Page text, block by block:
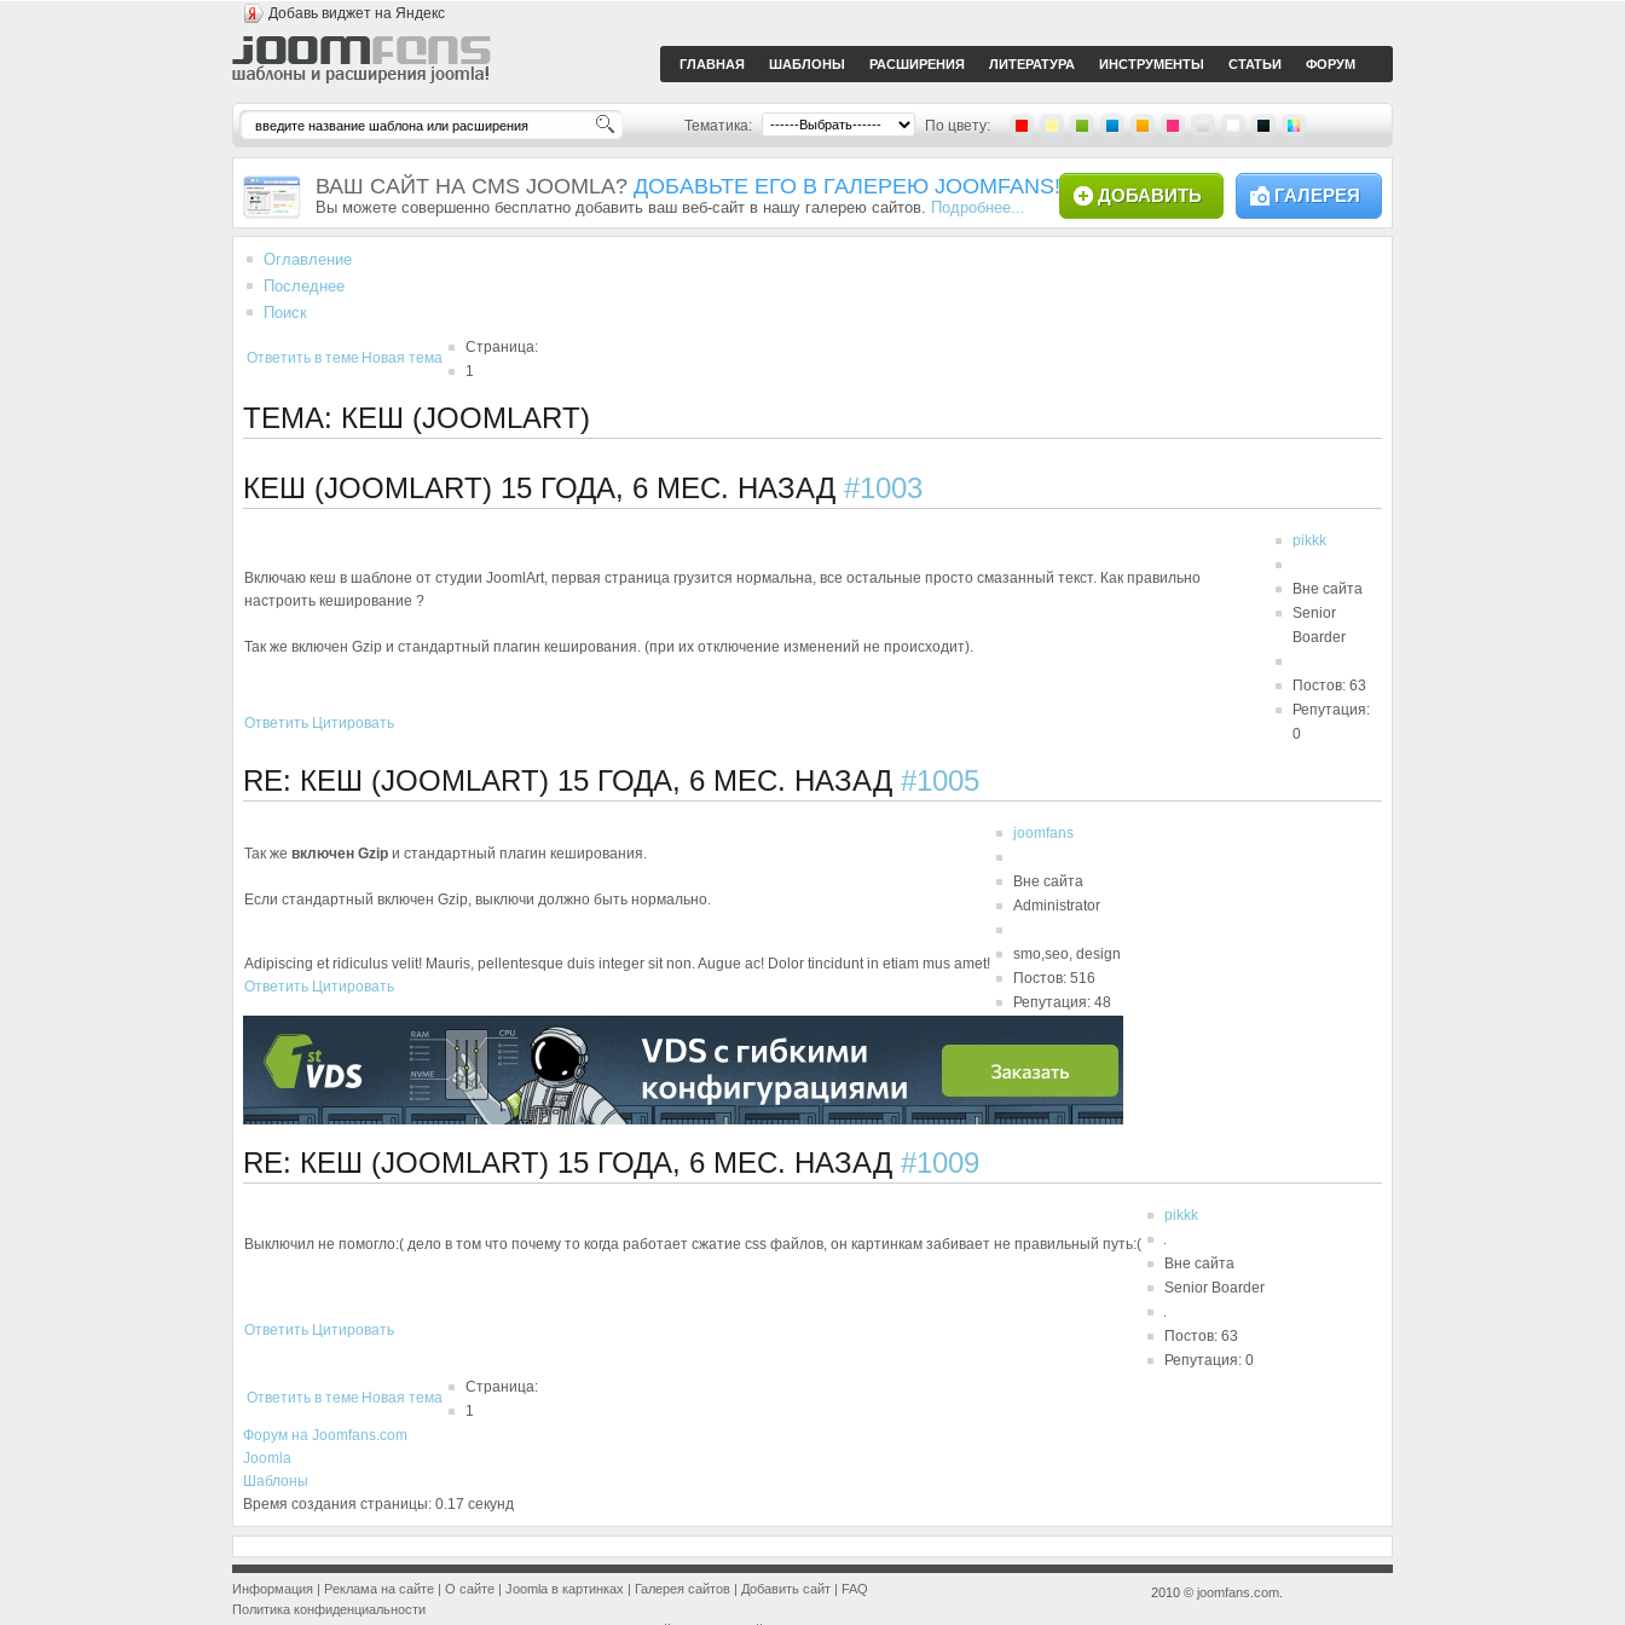
Добавь виджет на Яндекс
ГЛАВНАЯ ШАБЛОНЫ РАСШИРЕНИЯ ЛИТЕРАТУРА ИНСТРУМЕНТЫ СТАТЬИ ФОРУМ
Тематика: По цвету:
ВАШ САЙТ НА CMS JOOMLA? ДОБАВЬТЕ ЕГО В ГАЛЕРЕЮ JOOMFANS!
Вы можете совершенно бесплатно добавить ваш веб-сайт в нашу галерею сайтов. Подробнее...
ГАЛЕРЕЯ
ДОБАВИТЬ
Оглавление
Последнее
Поиск
Ответить в теме Новая тема
Страница:
1
ТЕМА: КЕШ (JOOMLART)
КЕШ (JOOMLART) 15 ГОДА, 6 МЕС. НАЗАД #1003
Включаю кеш в шаблоне от студии JoomlArt, первая страница грузится нормальна, все остальные просто смазанный текст. Как правильно
настроить кеширование ?
Так же включен Gzip и стандартный плагин кеширования. (при их отключение изменений не происходит).
pikkk
Вне сайта
Senior
Boarder
Постов: 63
Репутация:
0
Ответить Цитировать
RE: КЕШ (JOOMLART) 15 ГОДА, 6 МЕС. НАЗАД #1005
Так же включен Gzip и стандартный плагин кеширования.
Если стандартный включен Gzip, выключи должно быть нормально.
joomfans
Вне сайта
Administrator
smo,seo, design
Постов: 516
Репутация: 48
Adipiscing et ridiculus velit! Mauris, pellentesque duis integer sit non. Augue ac! Dolor tincidunt in etiam mus amet!
Ответить Цитировать
RE: КЕШ (JOOMLART) 15 ГОДА, 6 МЕС. НАЗАД #1009
Выключил не помогло:( дело в том что почему то когда работает сжатие css файлов, он картинкам забивает не правильный путь:(
pikkk
Вне сайта
Senior Boarder
Постов: 63
Репутация: 0
Ответить Цитировать
Ответить в теме Новая тема
Страница:
1
Форум на Joomfans.com
Joomla
Шаблоны
Время создания страницы: 0.17 секунд
Информация | Реклама на сайте | О сайте | Joomla в картинках | Галерея сайтов | Добавить сайт | FAQ
Политика конфиденциальности
2010 © joomfans.com